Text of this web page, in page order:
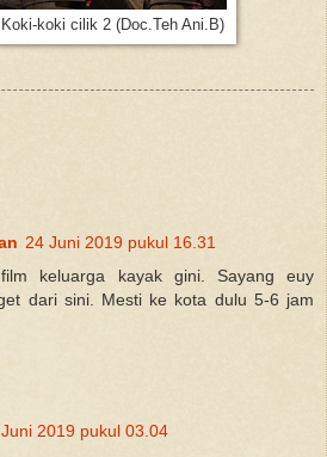
koki cilik 2 (Doc.Teh Ani.B)
24 Juni 2019 pukul 16.31
keluarga kayak gini. Sayang euy
dari sini. Mesti ke kota dulu 5-6 jam
2019 pukul 03.04